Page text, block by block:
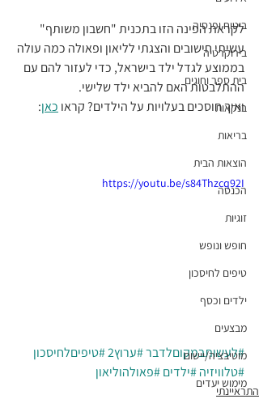
ביטוח ופנסיה
בירוקרטיה
בית ספר וחוגים
בנקאות
בריאות
הוצאות הבית
הכנסה
זוגיות
חופש ונופש
טיפים לחיסכון
ילדים וכסף
מבצעים
מוטיבציה/יישום
מימוש יעדים
לקראת הפינה הזו בתכנית "חשבון משותף"
עשיתי חישובים והצגתי לליאון ופאולה כמה עולה
בממוצע לגדל ילד בישראל, כדי לעזור להם עם
ההתלבטות האם להביא ילד שלישי.
ואיך חוסכים בעלויות על הילדים? קראו כאן:
https://youtu.be/s84Thzcq92I
#לעשותבמקוםלדבר#ערוץ2 #טיפיםלחיסכון
#טלוויזיה#ילדים#פאולהוליאון
התראיינתי